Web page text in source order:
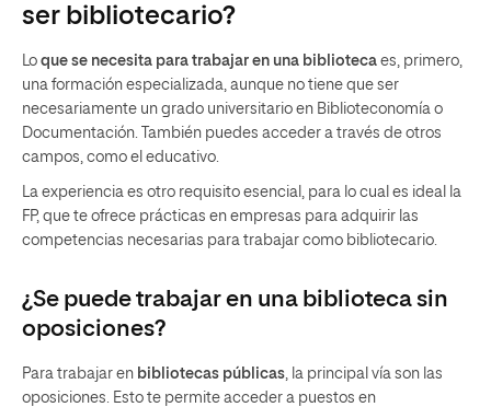
ser bibliotecario?
Lo que se necesita para trabajar en una biblioteca es, primero,
una formación especializada, aunque no tiene que ser
necesariamente un grado universitario en Biblioteconomía o
Documentación. También puedes acceder a través de otros
campos, como el educativo.
La experiencia es otro requisito esencial, para lo cual es ideal la
FP, que te ofrece prácticas en empresas para adquirir las
competencias necesarias para trabajar como bibliotecario.
¿Se puede trabajar en una biblioteca sin
oposiciones?
Para trabajar en bibliotecas públicas, la principal vía son las
oposiciones. Esto te permite acceder a puestos en